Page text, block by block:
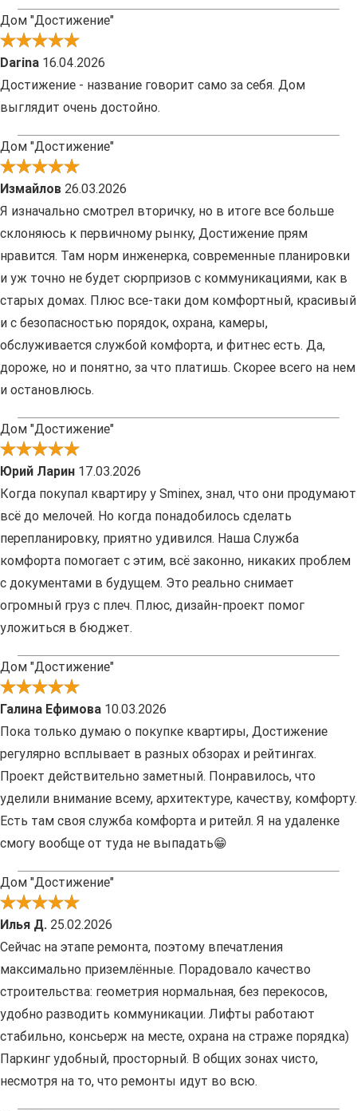
Дом "Достижение"
Darina 16.04.2026
Достижение - название говорит само за себя. Дом
выглядит очень достойно.
Дом "Достижение"
Измайлов 26.03.2026
Я изначально смотрел вторичку, но в итоге все больше
склоняюсь к первичному рынку, Достижение прям
нравится. Там норм инженерка, современные планировки
и уж точно не будет сюрпризов с коммуникациями, как в
старых домах. Плюс все-таки дом комфортный, красивый
и с безопасностью порядок, охрана, камеры,
обслуживается службой комфорта, и фитнес есть. Да,
дороже, но и понятно, за что платишь. Скорее всего на нем
и остановлюсь.
Дом "Достижение"
Юрий Ларин 17.03.2026
Когда покупал квартиру у Sminex, знал, что они продумают
всё до мелочей. Но когда понадобилось сделать
перепланировку, приятно удивился. Наша Служба
комфорта помогает с этим, всё законно, никаких проблем
с документами в будущем. Это реально снимает
огромный груз с плеч. Плюс, дизайн-проект помог
уложиться в бюджет.
Дом "Достижение"
Галина Ефимова 10.03.2026
Пока только думаю о покупке квартиры, Достижение
регулярно всплывает в разных обзорах и рейтингах.
Проект действительно заметный. Понравилось, что
уделили внимание всему, архитектуре, качеству, комфорту.
Есть там своя служба комфорта и ритейл. Я на удаленке
смогу вообще от туда не выпадать😁
Дом "Достижение"
Илья Д. 25.02.2026
Сейчас на этапе ремонта, поэтому впечатления
максимально приземлённые. Порадовало качество
строительства: геометрия нормальная, без перекосов,
удобно разводить коммуникации. Лифты работают
стабильно, консьерж на месте, охрана на страже порядка)
Паркинг удобный, просторный. В общих зонах чисто,
несмотря на то, что ремонты идут во всю.